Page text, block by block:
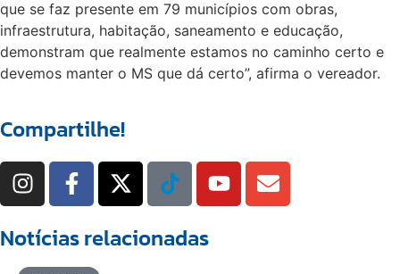
que se faz presente em 79 municípios com obras,
infraestrutura, habitação, saneamento e educação,
demonstram que realmente estamos no caminho certo e
devemos manter o MS que dá certo”, afirma o vereador.
Compartilhe!
Notícias relacionadas